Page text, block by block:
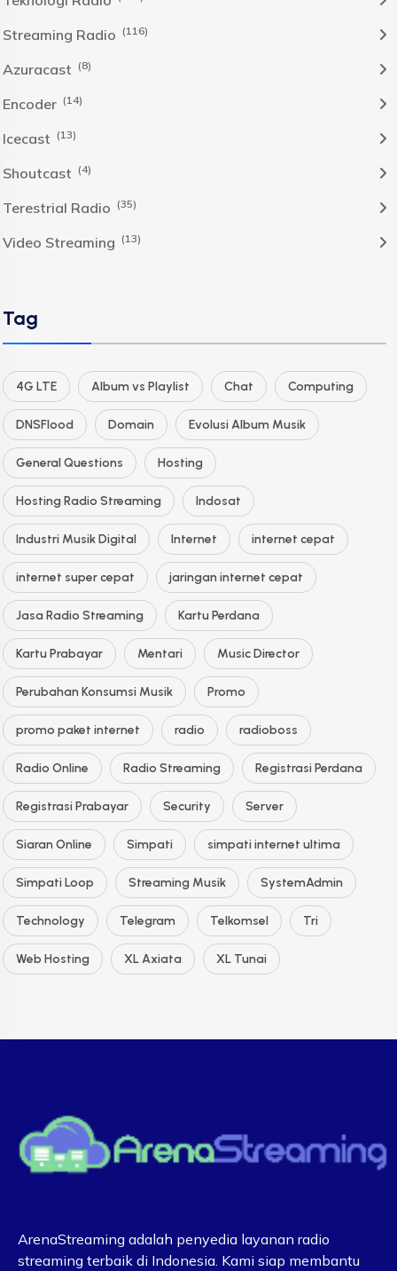
Streaming Radio (116)
Azuracast (8)
Encoder (14)
Icecast (13)
Shoutcast (4)
Terestrial Radio (35)
Video Streaming (13)
Tag
4G LTE Album vs Playlist Chat Computing
DNSFlood Domain Evolusi Album Musik
General Questions Hosting
Hosting Radio Streaming Indosat
Industri Musik Digital Internet internet cepat
internet super cepat jaringan internet cepat
Jasa Radio Streaming Kartu Perdana
Kartu Prabayar Mentari Music Director
Perubahan Konsumsi Musik Promo
promo paket internet radio radioboss
Radio Online Radio Streaming Registrasi Perdana
Registrasi Prabayar Security Server
Siaran Online Simpati simpati internet ultima
Simpati Loop Streaming Musik SystemAdmin
Technology Telegram Telkomsel Tri
Web Hosting XL Axiata XL Tunai
ArenaStreaming adalah penyedia layanan radio
streaming terbaik di Indonesia. Kami siap membantu